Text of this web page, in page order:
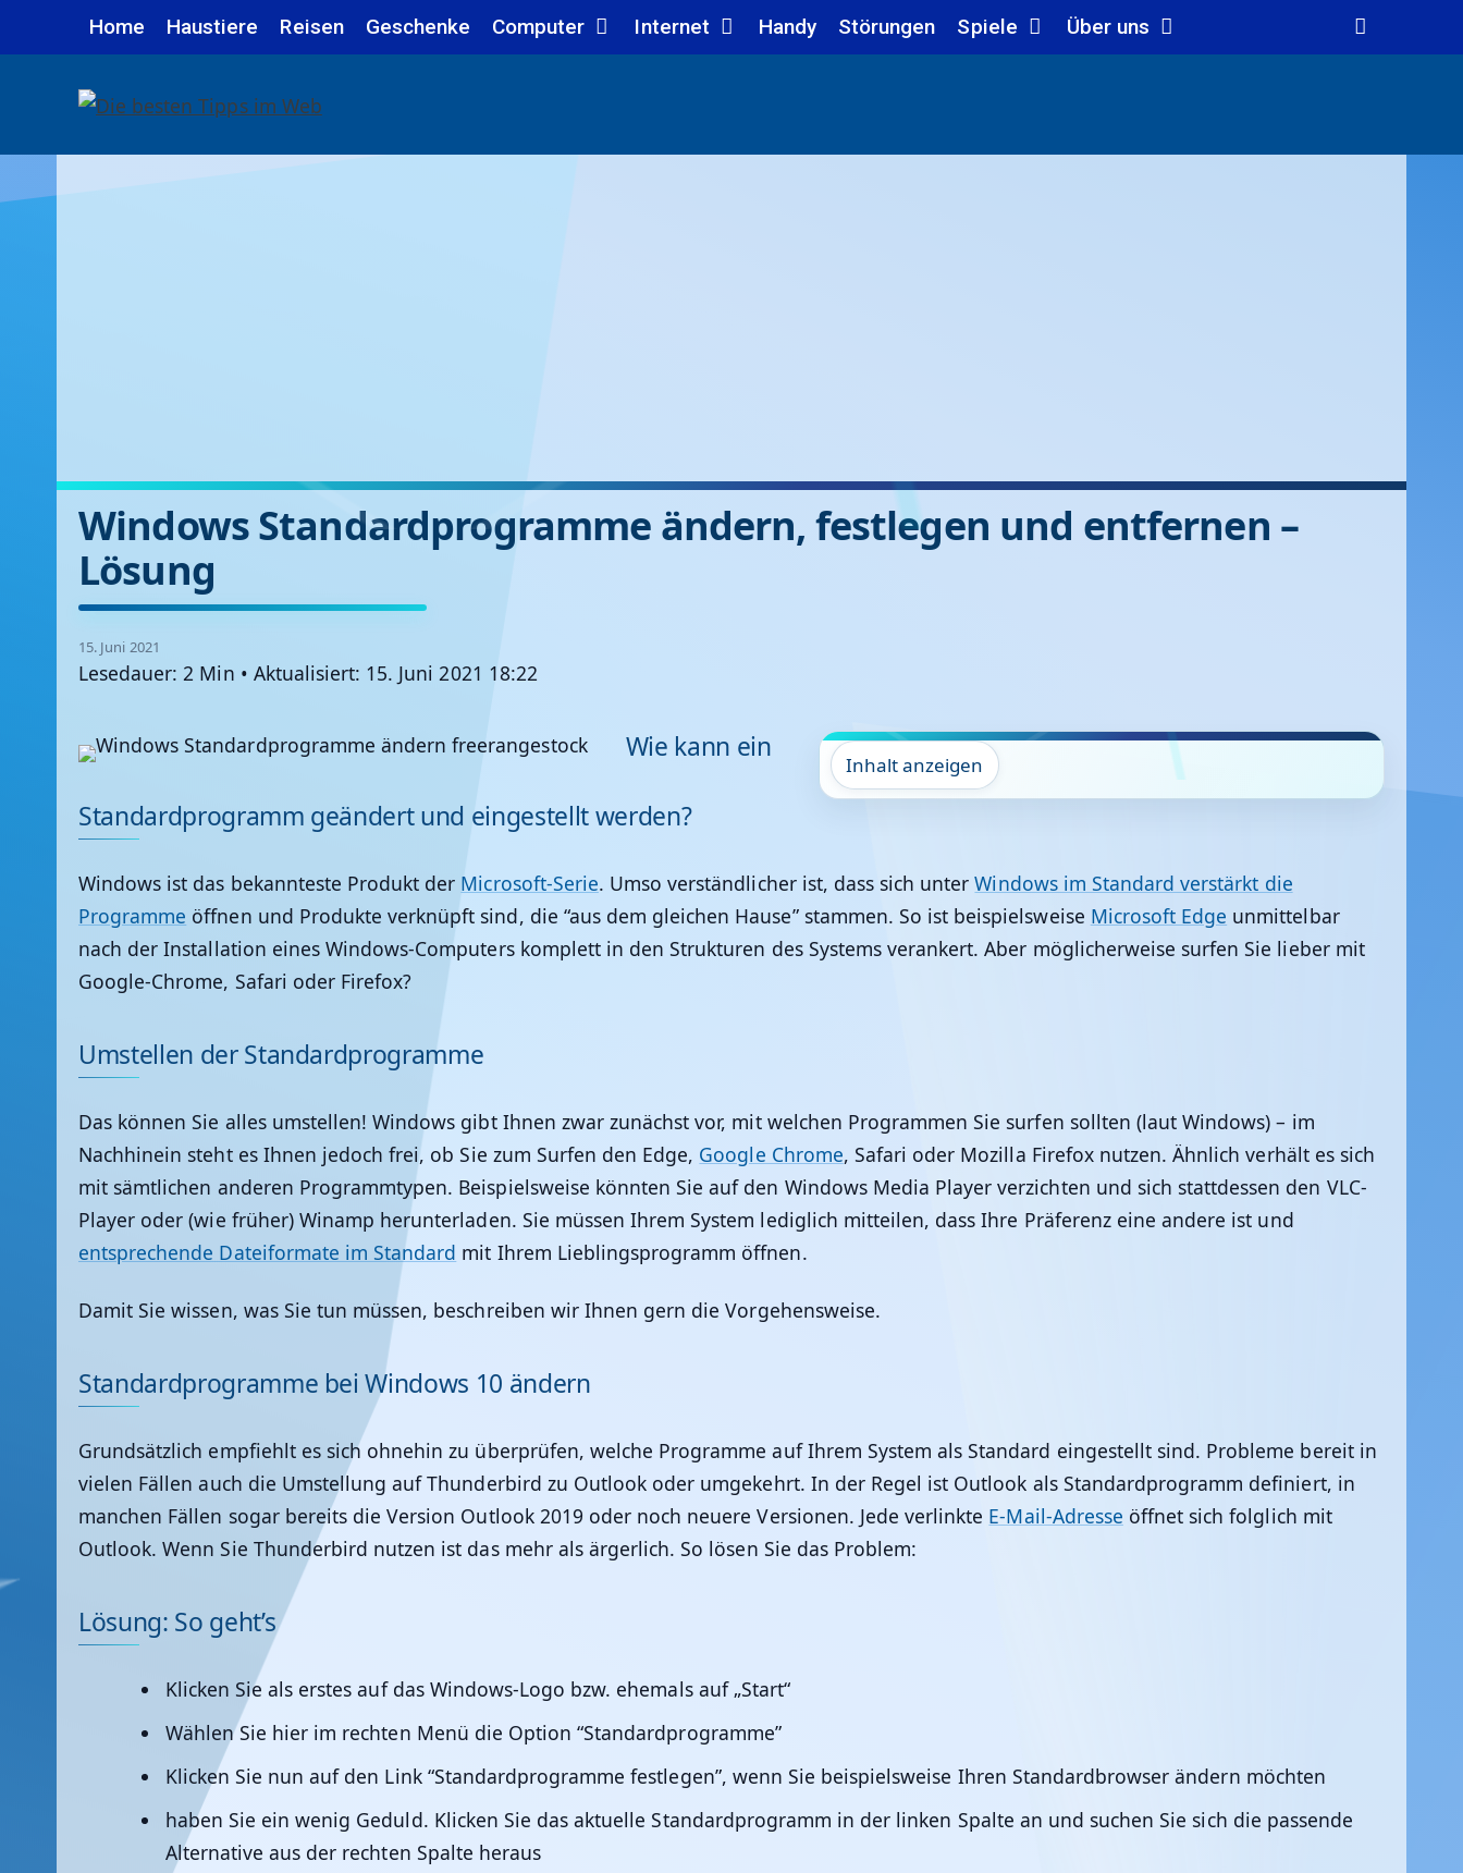
Inhalt
Home Haustiere Reisen Geschenke Computer Internet Handy Störungen Spiele Über uns
Windows Standardprogramme ändern, festlegen und entfernen –
Lösung
15. Juni 2021
Lesedauer: 2 Min • Aktualisiert: 15. Juni 2021 18:22
Inhalt anzeigen
Wie kann ein
Standardprogramm geändert und eingestellt werden?
Windows ist das bekannteste Produkt der Microsoft-Serie. Umso verständlicher ist, dass sich unterWindows im Standard verstärkt die
Programme öffnen und Produkte verknüpft sind, die “aus dem gleichen Hause” stammen. So ist beispielsweise Microsoft Edge unmittelbar
nach der Installation eines Windows-Computers komplett in den Strukturen des Systems verankert. Aber möglicherweise surfen Sie lieber mit
Google-Chrome, Safari oder Firefox?
Umstellen der Standardprogramme
Das können Sie alles umstellen! Windows gibt Ihnen zwar zunächst vor, mit welchen Programmen Sie surfen sollten (laut Windows) – im
Nachhinein steht es Ihnen jedoch frei, ob Sie zum Surfen den Edge, Google Chrome, Safari oder Mozilla Firefox nutzen. Ähnlich verhält es sich
mit sämtlichen anderen Programmtypen. Beispielsweise könnten Sie auf den Windows Media Player verzichten und sich stattdessen den VLC-
Player oder (wie früher) Winamp herunterladen. Sie müssen Ihrem System lediglich mitteilen, dass Ihre Präferenz eine andere ist und
entsprechende Dateiformate im Standard mit Ihrem Lieblingsprogramm öffnen.
Damit Sie wissen, was Sie tun müssen, beschreiben wir Ihnen gern die Vorgehensweise.
Standardprogramme bei Windows 10 ändern
Grundsätzlich empfiehlt es sich ohnehin zu überprüfen, welche Programme auf Ihrem System als Standard eingestellt sind. Probleme bereit in
vielen Fällen auch die Umstellung auf Thunderbird zu Outlook oder umgekehrt. In der Regel ist Outlook als Standardprogramm definiert, in
manchen Fällen sogar bereits die Version Outlook 2019 oder noch neuere Versionen. Jede verlinkte E-Mail-Adresse öffnet sich folglich mit
Outlook. Wenn Sie Thunderbird nutzen ist das mehr als ärgerlich. So lösen Sie das Problem:
Lösung: So geht’s
Klicken Sie als erstes auf das Windows-Logo bzw. ehemals auf „Start“
Wählen Sie hier im rechten Menü die Option “Standardprogramme”
Klicken Sie nun auf den Link “Standardprogramme festlegen”, wenn Sie beispielsweise Ihren Standardbrowser ändern möchten
haben Sie ein wenig Geduld. Klicken Sie das aktuelle Standardprogramm in der linken Spalte an und suchen Sie sich die passende
Alternative aus der rechten Spalte heraus